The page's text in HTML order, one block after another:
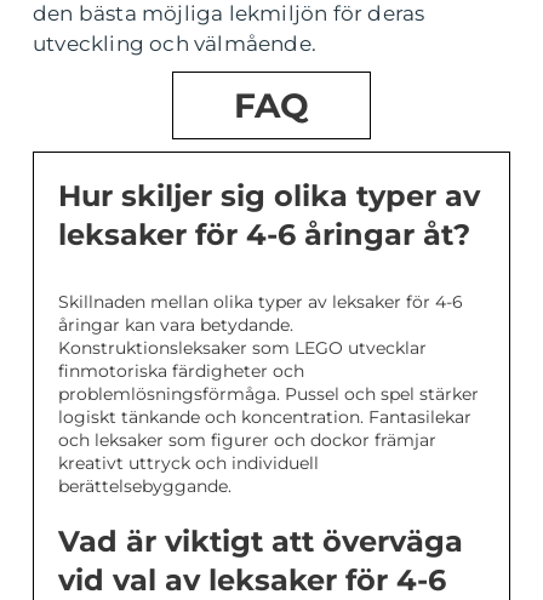
den bästa möjliga lekmiljön för deras
utveckling och välmående.
FAQ
Hur skiljer sig olika typer av
leksaker för 4-6 åringar åt?
Skillnaden mellan olika typer av leksaker för 4-6
åringar kan vara betydande.
Konstruktionsleksaker som LEGO utvecklar
finmotoriska färdigheter och
problemlösningsförmåga. Pussel och spel stärker
logiskt tänkande och koncentration. Fantasilekar
och leksaker som figurer och dockor främjar
kreativt uttryck och individuell
berättelsebyggande.
Vad är viktigt att överväga
vid val av leksaker för 4-6